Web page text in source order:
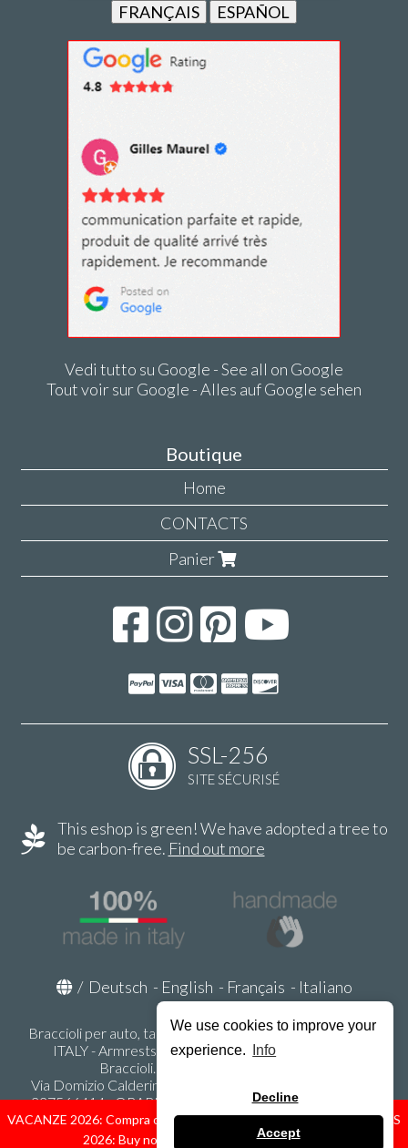
We use cookies to improve your
experience.
Info
Decline
Accept
VACANZE 2026: Compra ora spediremo dal 31 Agosto! — HOLIDAYS
2026: Buy now, we ship from August 31st!
FRANÇAIS
ESPAÑOL
Vedi tutto su Google - See all on Google
Tout voir sur Google - Alles auf Google sehen
Boutique
Home
CONTACTS
Panier
SSL-256
SITE SÉCURISÉ
This eshop is green! We have adopted a tree to
be carbon-free. Find out more
/ Deutsch - English - Français - Italiano
Braccioli per auto, tappeti auto, accessori auto MADE IN
ITALY - Armrests, Mittelarmlehnen, Accoundoirs -
Braccioli.it - P.Iva IT02178470353
Via Domizio Calderini 8 int. 1 - 37131 Verona (VR) - Italy -
337566414 - ORARI UFFICIO 9:00-12:00, 15:00-18:00,
LUNEDI' - VENERDI' - info@braccioli-italy-armrests.com
Ecommerce creato con
Scontrino.com